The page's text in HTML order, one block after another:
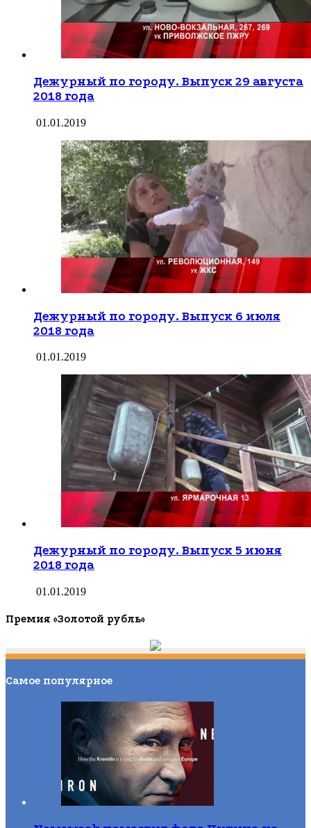
Дежурный по городу. Выпуск 29 августа
2018 года
01.01.2019
Дежурный по городу. Выпуск 6 июля
2018 года
01.01.2019
Дежурный по городу. Выпуск 5 июня
2018 года
01.01.2019
Премия «Золотой рубль»
Самое популярное